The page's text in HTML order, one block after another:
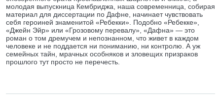
молодая выпускница Кембриджа, наша современница, собирая
материал для диссертации по Дафне, начинает чувствовать
себя героиней знаменитой «Ребекки». Подобно «Ребекке»,
«Джейн Эйр» или «Грозовому перевалу», «Дафна» — это
роман о том дремучем и непознанном, что живет в каждом
человеке и не поддается ни пониманию, ни контролю. А уж
семейных тайн, мрачных особняков и зловещих призраков
прошлого тут просто не перечесть.